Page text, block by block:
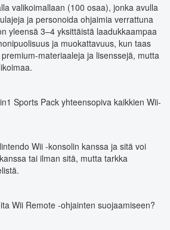
valikoimallaan (100 osaa), jonka avulla
ja personoida ohjaimia verrattuna
yleensä 3–4 yksittäistä laadukkaampaa
ja muokattavuus, kun taas
materiaaleja ja lisenssejä, mutta
Sports Pack yhteensopiva kaikkien Wii-
Wii -konsolin kanssa ja sitä voi
tai ilman sitä, mutta tarkka
Wii Remote -ohjainten suojaamiseen?